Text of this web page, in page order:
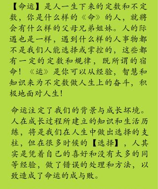
【命运】是人一生下来的定数和不定
数，你是什么样的《命》的人，就將
会有什么样的父母兄弟姐妹。人的际
遇也是一样，遇到什么样的人事物都
不是我们人能选择或掌控的，这些都
有一定的定数和规律，既所谓的宿
命！《运》是你可以从经验，智慧和
知识来为不定数做人生上的奋斗，积
极地面对人生！
命运注定了我们的背景与成长坏境。
人在成长过程所建立的知识和生活历
练，将是我们在人生中做出选择的支
柱，但在很多时候的【选择】，人其
实是凭着自己的喜好和没有太多的同
等经验，做了错误的处理和方法，以
致造成了命运的成与败。